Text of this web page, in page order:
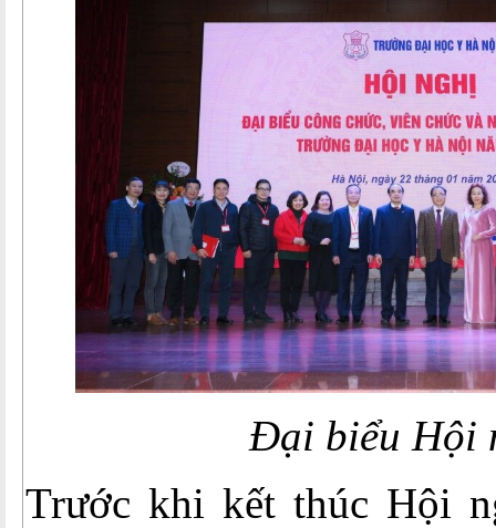
Đại biểu Hội
Trước khi kết thúc Hội